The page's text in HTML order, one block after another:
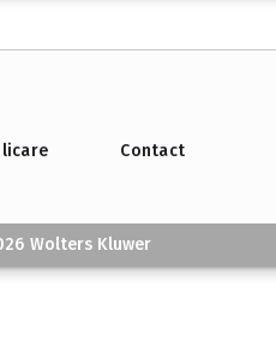
Contact
Wolters Kluwer